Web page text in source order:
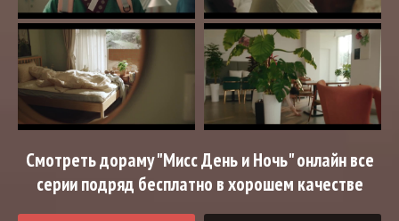
Смотреть дораму "Мисс День и Ночь" онлайн все
серии подряд бесплатно в хорошем качестве